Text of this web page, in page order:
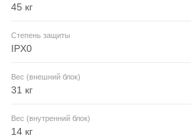
45 кг
Степень защиты
IPX0
Вес (внешний блок)
31 кг
Вес (внутренний блок)
14 кг